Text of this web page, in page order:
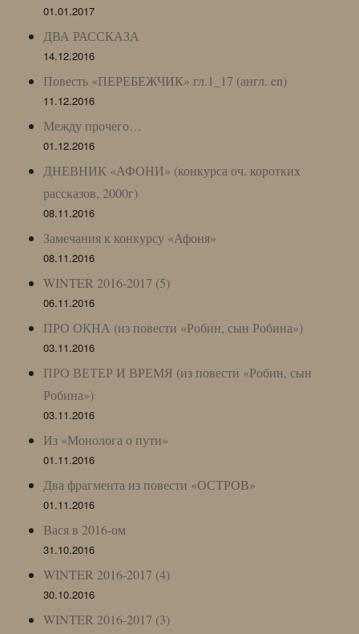
01.01.2017
ДВА РАССКАЗА
14.12.2016
Повесть «ПЕРЕБЕЖЧИК» гл.1_17 (англ. en)
11.12.2016
Между прочего…
01.12.2016
ДНЕВНИК «АФОНИ» (конкурса оч. коротких
рассказов, 2000г)
08.11.2016
Замечания к конкурсу «Афоня»
08.11.2016
WINTER 2016-2017 (5)
06.11.2016
ПРО ОКНА (из повести «Робин, сын Робина»)
03.11.2016
ПРО ВЕТЕР И ВРЕМЯ (из повести «Робин, сын
Робина»)
03.11.2016
Из «Монолога о пути»
01.11.2016
Два фрагмента из повести «ОСТРОВ»
01.11.2016
Вася в 2016-ом
31.10.2016
WINTER 2016-2017 (4)
30.10.2016
WINTER 2016-2017 (3)